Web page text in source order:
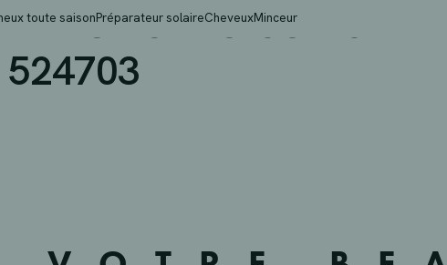
toute saisonPréparateur solaireCheveuxMinceur
– MONCEAU-SUR-
524703